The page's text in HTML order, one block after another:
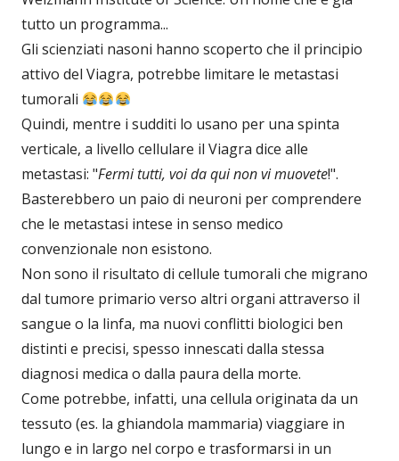
tutto un programma...
Gli scienziati nasoni hanno scoperto che il principio
attivo del Viagra, potrebbe limitare le metastasi
tumorali
Quindi, mentre i sudditi lo usano per una spinta
verticale, a livello cellulare il Viagra dice alle
metastasi: "Fermi tutti, voi da qui non vi muovete!".
Basterebbero un paio di neuroni per comprendere
che le metastasi intese in senso medico
convenzionale non esistono.
Non sono il risultato di cellule tumorali che migrano
dal tumore primario verso altri organi attraverso il
sangue o la linfa, ma nuovi conflitti biologici ben
distinti e precisi, spesso innescati dalla stessa
diagnosi medica o dalla paura della morte.
Come potrebbe, infatti, una cellula originata da un
tessuto (es. la ghiandola mammaria) viaggiare in
lungo e in largo nel corpo e trasformarsi in un